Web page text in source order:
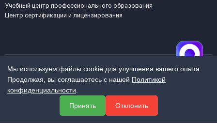
Учебный центр профессионального образования
Центр сертификации и лицензирования
МЕНЮ
Мы используем файлы cookie для улучшения вашего опыта.
Продолжая, вы соглашаетесь с нашей Политикой
конфиденциальности
Принять
Отклонить